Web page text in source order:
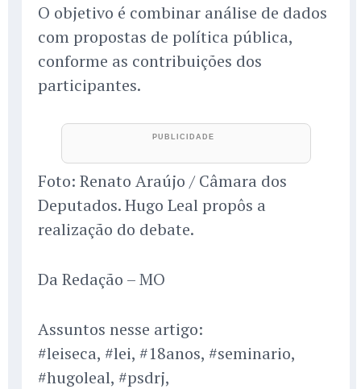
O objetivo é combinar análise de dados
com propostas de política pública,
conforme as contribuições dos
participantes.
Foto: Renato Araújo / Câmara dos
Deputados. Hugo Leal propôs a
realização do debate.
Da Redação – MO
Assuntos nesse artigo:
#leiseca, #lei, #18anos, #seminario,
#hugoleal, #psdrj,